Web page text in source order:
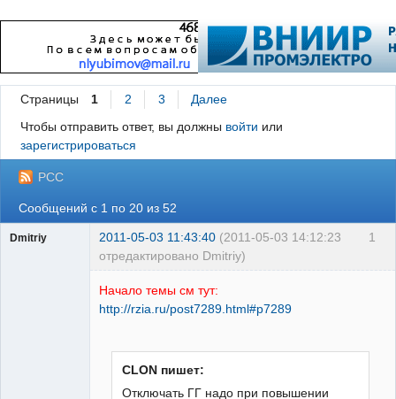
Страницы 1 2 3
Далее
Чтобы отправить ответ, вы должны войти или
зарегистрироваться
РСС
Сообщений с 1 по 20 из 52
1
Dmitriy 2011-05-03 11:43:40 (2011-05-03 14:12:23
отредактировано Dmitriy)
Начало темы см тут:
http://rzia.ru/post7289.html#p7289
CLON пишет:
Отключать ГГ надо при повышении